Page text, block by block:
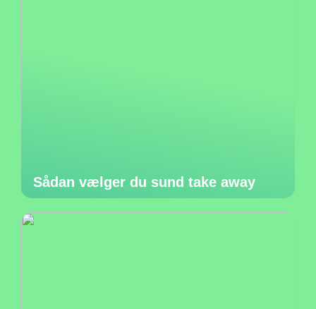
Sådan vælger du sund take away